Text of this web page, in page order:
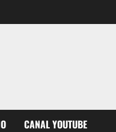
CANAL YOUTUBE